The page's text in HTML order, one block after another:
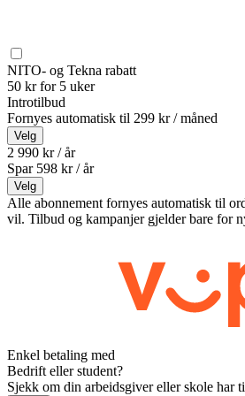
NITO- og Tekna rabatt
50 kr for 5 uker
Introtilbud
Fornyes automatisk til 299 kr / måned
Velg
2 990 kr / år
Spar 598 kr /år
Velg
Alle abonnement fornyes automatisk til
vil. Tilbud og kampanjer gjelder bare for
Enkel betaling med
Bedrift eller student?
Sjekk om din arbeidsgiver eller skole har